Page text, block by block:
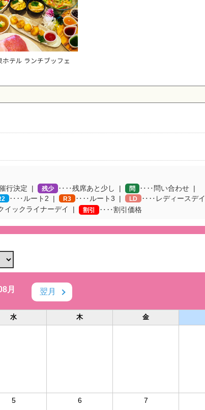
テル ランチブッフェ
行決定 残少 ‥‥残席あと少し 問 ‥‥問い合わせ
‥‥ルート2 R3 ‥‥ルート3 LD ‥‥レディースデイ
ックライナーデイ 割引 ‥‥割引価格